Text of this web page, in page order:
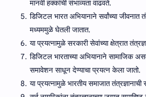
मानवी हक्कांची संभाव्यता वाढवते.
डिजिटल भारत अभियानाने सर्वांच्या जीवनात
मध्यममुळे घेतली जातात.
या प्रयत्नामुळे सरकारी सेवांच्या क्षेत्रात
डिजिटल भारताच्या अभियानाने सामाजिक
समावेशन साधून देण्याचा प्रयत्न केला जातो.
या प्रयत्नामुळे भारतीय समाजात